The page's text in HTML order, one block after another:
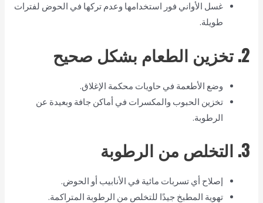
غسل الأواني فور استخدامها وعدم تركها في الحوض لفترات
طويلة.
2. تخزين الطعام بشكل صحيح
وضع الأطعمة في حاويات محكمة الإغلاق.
تخزين الحبوب والمكسرات في أماكن جافة وبعيدة عن
الرطوبة.
3. التخلص من الرطوبة
إصلاح أي تسربات مائية في الأنابيب أو الحوض.
تهوية المطبخ جيدًا للتخلص من الرطوبة المتراكمة.